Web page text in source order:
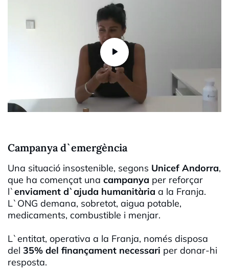
Campanya d`emergència
Una situació insostenible, segons Unicef Andorra,
que ha començat una campanya per reforçar
l`enviament d`ajuda humanitària a la Franja.
L`ONG demana, sobretot, aigua potable,
medicaments, combustible i menjar.
L`entitat, operativa a la Franja, només disposa
del 35% del finançament necessari per donar-hi
resposta.